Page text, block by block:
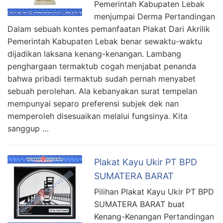
Pemerintah Kabupaten Lebak
menjumpai Derma Pertandingan
Dalam sebuah kontes pemanfaatan Plakat Dari Akrilik
Pemerintah Kabupaten Lebak benar sewaktu-waktu
dijadikan laksana kenang-kenangan. Lambang
penghargaan termaktub cogah menjabat penanda
bahwa pribadi termaktub sudah pernah menyabet
sebuah perolehan. Ala kebanyakan surat tempelan
mempunyai separo preferensi subjek dek nan
memperoleh disesuaikan melalui fungsinya. Kita
sanggup …
Plakat Kayu Ukir PT BPD
SUMATERA BARAT
Pilihan Plakat Kayu Ukir PT BPD
SUMATERA BARAT buat
Kenang-Kenangan Pertandingan